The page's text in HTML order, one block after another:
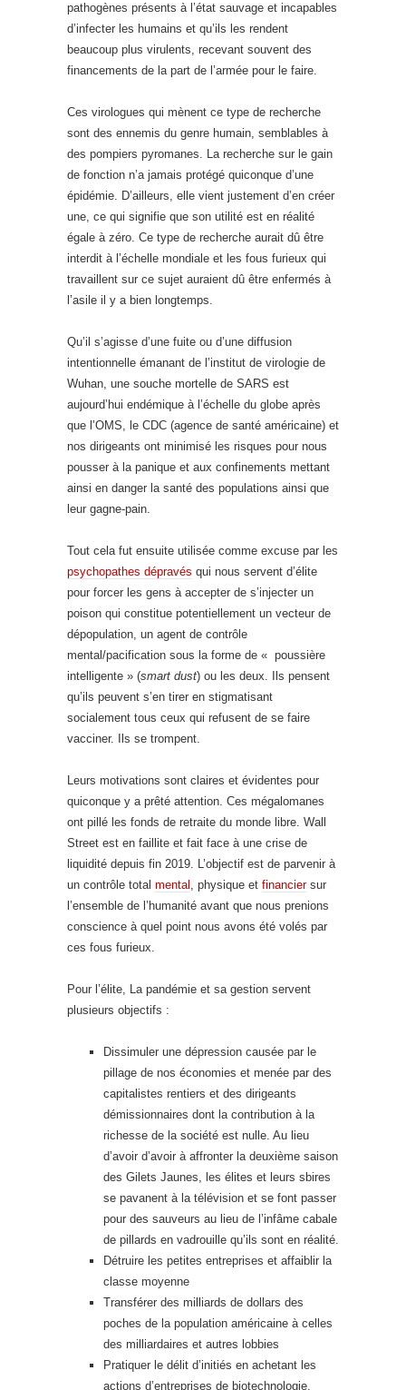
pathogènes présents à l’état sauvage et incapables
d’infecter les humains et qu’ils les rendent
beaucoup plus virulents, recevant souvent des
financements de la part de l’armée pour le faire.
Ces virologues qui mènent ce type de recherche
sont des ennemis du genre humain, semblables à
des pompiers pyromanes. La recherche sur le gain
de fonction n’a jamais protégé quiconque d’une
épidémie. D’ailleurs, elle vient justement d’en créer
une, ce qui signifie que son utilité est en réalité
égale à zéro. Ce type de recherche aurait dû être
interdit à l’échelle mondiale et les fous furieux qui
travaillent sur ce sujet auraient dû être enfermés à
l’asile il y a bien longtemps.
Qu’il s’agisse d’une fuite ou d’une diffusion
intentionnelle émanant de l’institut de virologie de
Wuhan, une souche mortelle de SARS est
aujourd’hui endémique à l’échelle du globe après
que l’OMS, le CDC (agence de santé américaine) et
nos dirigeants ont minimisé les risques pour nous
pousser à la panique et aux confinements mettant
ainsi en danger la santé des populations ainsi que
leur gagne-pain.
Tout cela fut ensuite utilisée comme excuse par les
psychopathes dépravés qui nous servent d’élite
pour forcer les gens à accepter de s’injecter un
poison qui constitue potentiellement un vecteur de
dépopulation, un agent de contrôle
mental/pacification sous la forme de « poussière
intelligente » (smart dust) ou les deux. Ils pensent
qu’ils peuvent s’en tirer en stigmatisant
socialement tous ceux qui refusent de se faire
vacciner. Ils se trompent.
Leurs motivations sont claires et évidentes pour
quiconque y a prêté attention. Ces mégalomanes
ont pillé les fonds de retraite du monde libre. Wall
Street est en faillite et fait face à une crise de
liquidité depuis fin 2019. L’objectif est de parvenir à
un contrôle total mental , physique et financiersur
l’ensemble de l’humanité avant que nous prenions
conscience à quel point nous avons été volés par
ces fous furieux.
Pour l’élite, La pandémie et sa gestion servent
plusieurs objectifs :
Dissimuler une dépression causée par le
pillage de nos économies et menée par des
capitalistes rentiers et des dirigeants
démissionnaires dont la contribution à la
richesse de la société est nulle. Au lieu
d’avoir d’avoir à affronter la deuxième saison
des Gilets Jaunes, les élites et leurs sbires
se pavanent à la télévision et se font passer
pour des sauveurs au lieu de l’infâme cabale
de pillards en vadrouille qu’ils sont en réalité.
Détruire les petites entreprises et affaiblir la
classe moyenne
Transférer des milliards de dollars des
poches de la population américaine à celles
des milliardaires et autres lobbies
Pratiquer le délit d’initiés en achetant les
actions d’entreprises de biotechnologie,